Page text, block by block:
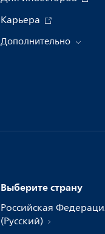
Карьера
Дополнительно
Выберите страну
Российская
(Русский)